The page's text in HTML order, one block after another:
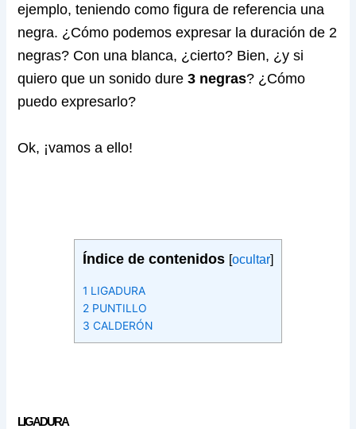
ejemplo, teniendo como figura de referencia una
negra. ¿Cómo podemos expresar la duración de 2
negras? Con una blanca, ¿cierto? Bien, ¿y si
quiero que un sonido dure3 negras? ¿Cómo
puedo expresarlo?
Ok, ¡vamos a ello!
Índice de contenidos [ocultar]
1 LIGADURA
2 PUNTILLO
3 CALDERÓN
LIGADURA